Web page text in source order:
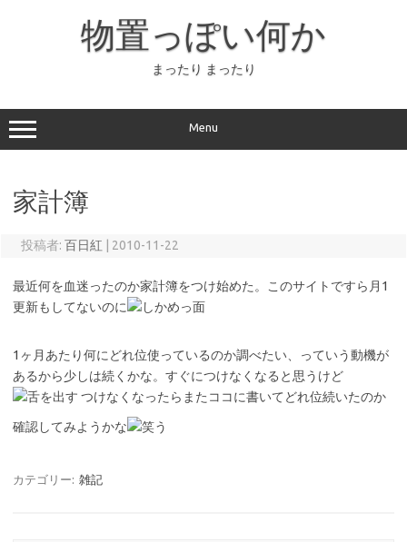
ッ
プ
物置っぽい何か
まったり まったり
Menu
家計簿
投稿者: 百日紅 2010-11-22
最近何を血迷ったのか家計簿をつけ始めた。このサイトですら月1
更新もしてないのに
1ヶ月あたり何にどれ位使っているのか調べたい、っていう動機が
あるから少しは続くかな。すぐにつけなくなると思うけど
つけなくなったらまたココに書いてどれ位続いたのか
確認してみようかな
カテゴリー: 雑記